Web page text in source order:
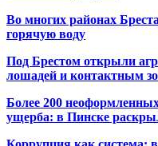
Во многих районах
горячую воду
Под Брестом открыли
лошадей и контактным
Более 200
ущерба: в Пинске